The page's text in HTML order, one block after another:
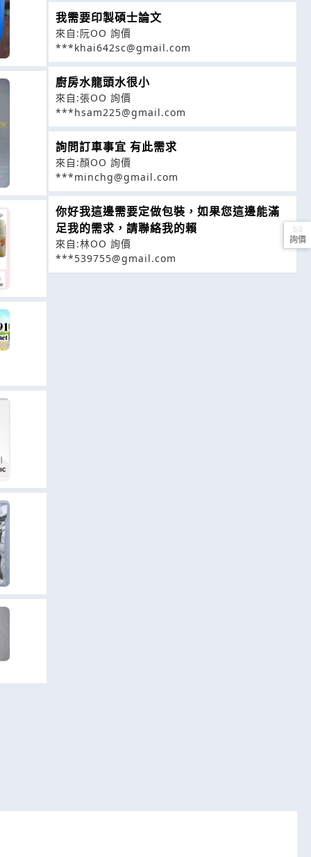
我需要印製碩士論文
來自:阮OO 詢價
***khai642sc@gmail.com
廚房水龍頭水很小
來自:張OO 詢價
***hsam225@gmail.com
詢問訂車事宜 有此需求
來自:顏OO 詢價
***minchg@gmail.com
你好我這邊需要定做包裝，如果您這邊能滿
足我的需求，請聯絡我的賴
來自:林OO 詢價
***539755@gmail.com
詢價